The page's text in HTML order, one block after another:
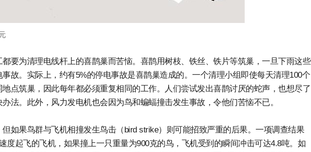
要为清理电线杆上的喜鹊巢而苦恼。喜鹊用树枝、铁丝、铁片等筑巢，一旦下雨这些
故。实际上，约有5%的停电事故是喜鹊巢造成的。一个清理小组即使每天清理100个
点筑巢，因此每年都必须重复相同的工作。人们尝试发出喜鹊讨厌的蛇声，也想尽了
法。此外，风力发电机也会因为鸟和蝙蝠撞击发生事故，令他们苦恼不已。
如果鸟群与飞机相撞发生鸟击（bird strike）则可能招致严重的后果。一项调查结果
度起飞的飞机，如果撞上一只重量为900克的鸟，飞机受到的瞬间冲击可达4.8吨。如